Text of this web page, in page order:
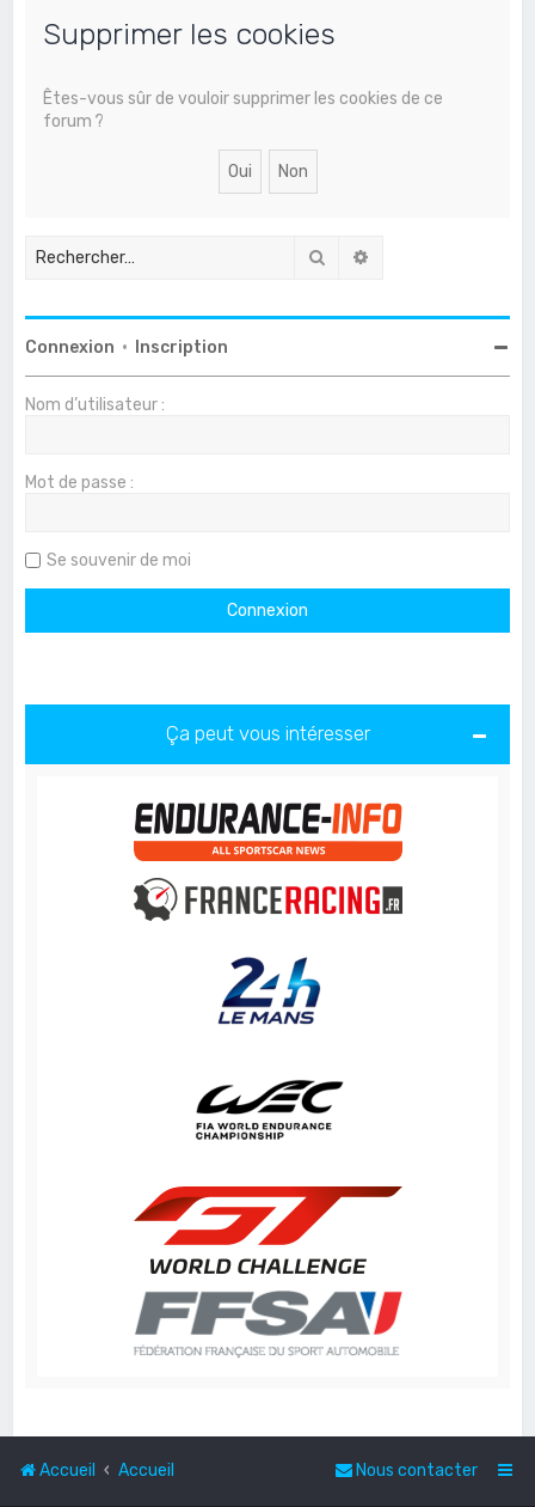
Supprimer les cookies
Êtes-vous sûr de vouloir supprimer les cookies de ce
forum ?
Rechercher
Connexion • Inscription
Nom d’utilisateur :
Mot de passe :
Se souvenir de moi
Ça peut vous intéresser
Accueil Accueil Nous contacter